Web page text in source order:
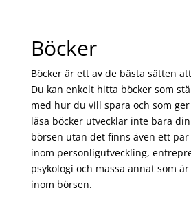
Böcker
Böcker är ett av de bästa sätten
Du kan enkelt hitta böcker som
med hur du vill spara och som
läsa böcker utvecklar inte bara
börsen utan det finns även ett
inom personligutveckling,
psykologi och massa annat som
inom börsen.